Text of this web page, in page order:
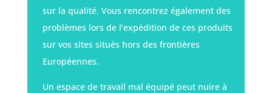
sur la qualité. Vous rencontrez également des
problèmes lors de l’expédition de ces produits
sur vos sites situés hors des frontières
Européennes.
Un espace de travail mal équipé peut nuire à